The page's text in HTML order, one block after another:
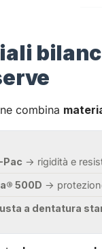
combina
Pac → rigidità e
500D →
a dentatura